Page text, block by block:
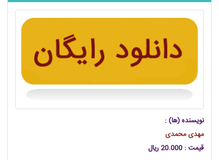
نویسنده (ها) :
مهدی محمدی
قیمت : 20.000 ریال